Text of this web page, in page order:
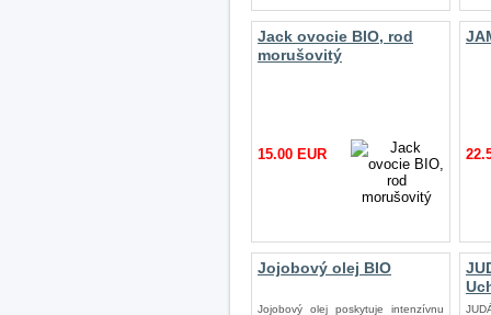
Jack ovocie BIO, rod
morušovitý
15.00 EUR
Jojobový olej BIO
Jojobový olej poskytuje intenzívnu